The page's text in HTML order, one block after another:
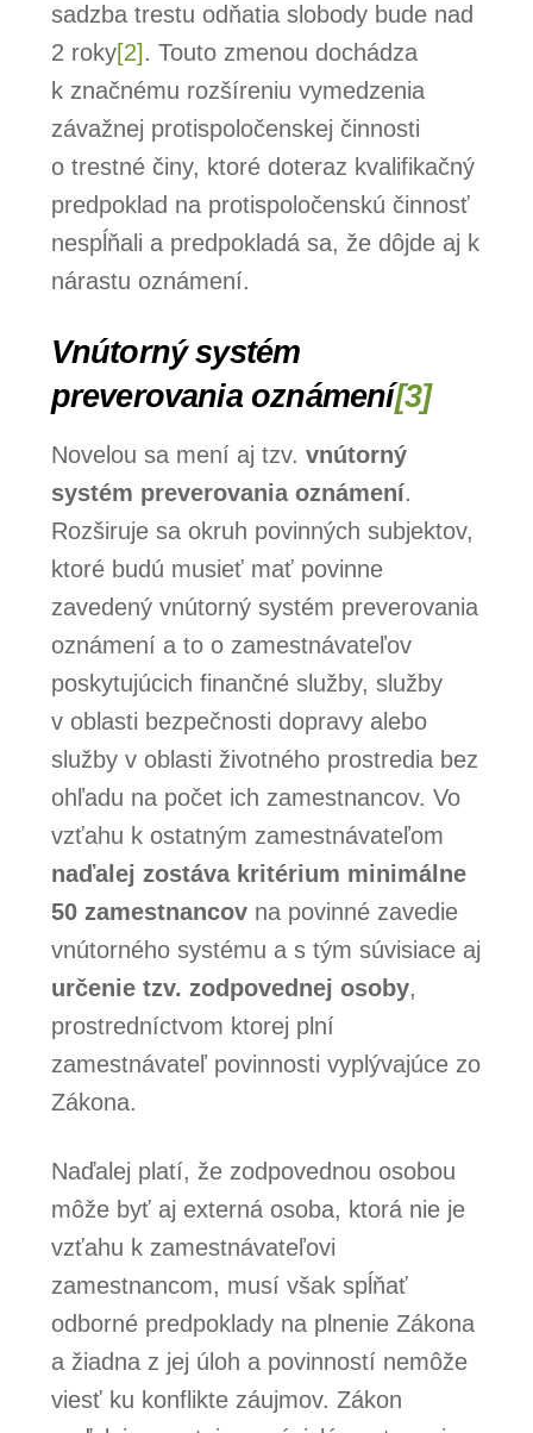
sadzba trestu odňatia slobody bude nad
2 roky[2]. Touto zmenou dochádza
k značnému rozšíreniu vymedzenia
závažnej protispoločenskej činnosti
o trestné činy, ktoré doteraz kvalifikačný
predpoklad na protispoločenskú činnosť
nespĺňali a predpokladá sa, že dôjde aj k
nárastu oznámení.
Vnútorný systém
preverovania oznámení[3]
Novelou sa mení aj tzv. vnútorný
systém preverovania oznámení.
Rozširuje sa okruh povinných subjektov,
ktoré budú musieť mať povinne
zavedený vnútorný systém preverovania
oznámení a to o zamestnávateľov
poskytujúcich finančné služby, služby
v oblasti bezpečnosti dopravy alebo
služby v oblasti životného prostredia bez
ohľadu na počet ich zamestnancov. Vo
vzťahu k ostatným zamestnávateľom
naďalej zostáva kritérium minimálne
50 zamestnancovna povinné zavedie
vnútorného systému a s tým súvisiace aj
určenie tzv. zodpovednej osoby,
prostredníctvom ktorej plní
zamestnávateľ povinnosti vyplývajúce zo
Zákona.
Naďalej platí, že zodpovednou osobou
môže byť aj externá osoba, ktorá nie je
vzťahu k zamestnávateľovi
zamestnancom, musí však spĺňať
odborné predpoklady na plnenie Zákona
a žiadna z jej úloh a povinností nemôže
viesť ku konflikte záujmov. Zákon